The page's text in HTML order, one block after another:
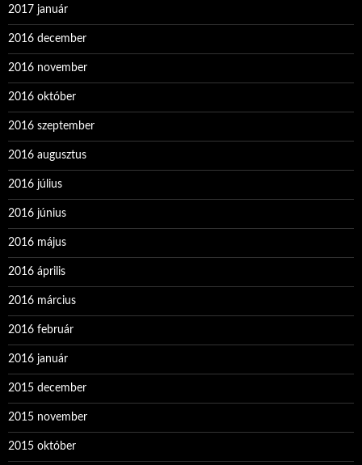
2017 január
2016 december
2016 november
2016 október
2016 szeptember
2016 augusztus
2016 július
2016 június
2016 május
2016 április
2016 március
2016 február
2016 január
2015 december
2015 november
2015 október